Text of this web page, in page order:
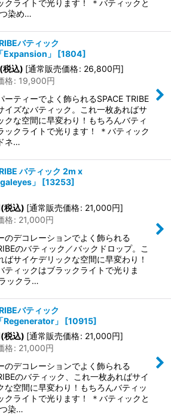
クライトで光ります！ ＊バティックと
染め…
バティック
」
[1804]
(税込) [通常販売価格: 26,800円]
格: 19,900円
ーティーでよく飾られるSPACE TRIBE
イズなバティック。これ一枚あればサ
クな空間に早変わり！もちろんバティ
ックライトで光ります！ ＊バティック
ネ…
バティック 2m x
」
[13253]
(税込) [通常販売価格: 21,000円]
格: 21,000円
のデコレーションでよく飾られる
のバティック／バックドロップ。こ
ばサイケデリックな空間に早変わり！
ティックはブラックライトで光りま
ックラ…
バティック
」
[10915]
(税込) [通常販売価格: 21,000円]
格: 21,000円
のデコレーションでよく飾られる
のバティック、これ一枚あればサイ
な空間に早変わり！もちろんバティッ
クライトで光ります！ ＊バティックと
染…